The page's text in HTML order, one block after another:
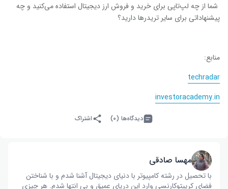
شما از چه لپ‌تاپی برای خرید و فروش ارز دیجیتال استفاده می‌کنید و چه
پیشنهاداتی برای سایر تریدرها دارید؟
منابع:
techradar
investoracademy.in
دیدگاه‌ها (۰) اشتراک
مهسا صادقی
با تحصیل در رشته کامپیوتر با دنیای دیجیتال آشنا شدم و با شناختن
فضای کریپتوکارنسی وارد این دریای عمیق و بی انتها شدم. هر چیزی